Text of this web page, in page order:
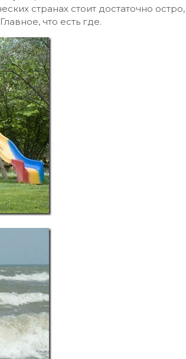
странах стоит достаточно остро,
что есть где.